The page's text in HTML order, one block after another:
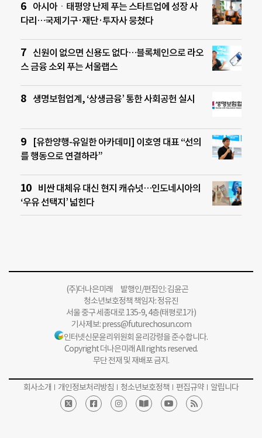
아시아ㆍ태평양 난제 푸는 스타트업에 성장 사
다리…국제기구·재단·투자사 뭉쳤다
신원이 없으면 신용도 없다…블록체인으로 라오
스 금융 소외 푸는 서울랩스
생명보험업계, ‘상생금융’ 통한 사회공헌 실시
[유한양행-유일한 아카데미] 이호영 대표 “선의
를 행동으로 연결하라”
비싼 대체유 대신 현지 캐슈넛…인도네시아의
‘우유 선택지’ 넓힌다
(주)더나은미래 발행인/편집인: 김윤곤
청소년보호정책 책임자: 정유진
서울 중구 세종대로 135-9, 4층(태평로1가)
기사제보:press@futurechosun.com
인터넷신문윤리위원회 윤리강령을 준수합니다.
Copyright 더나은미래 All rights reserved.
무단 전재 및 재배포 금지.
회사소개 개인정보처리방침 청소년보호정책 편집규약 알립니다